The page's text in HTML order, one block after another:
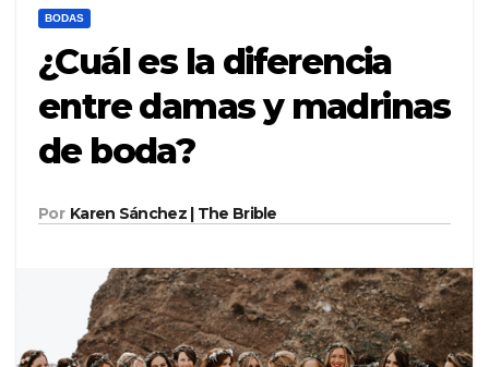
BODAS
¿Cuál es la diferencia
entre damas y madrinas
de boda?
Por Karen Sánchez | The Brible